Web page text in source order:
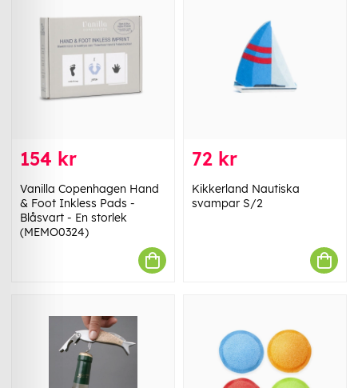
154 kr
Vanilla Copenhagen Hand
& Foot Inkless Pads -
Blåsvart - En storlek
(MEMO0324)
72 kr
Kikkerland Nautiska
svampar S/2